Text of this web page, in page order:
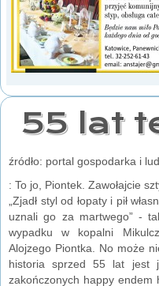
55 lat
źródło: portal gospodarka i
: To jo, Piontek. Zawołajcie
„Zjadł styl od łopaty i pił
uznali go za martwego” -
wypadku w kopalni
Alojzego Piontka. No może
historia sprzed 55 lat jest
zakończonych happy endem